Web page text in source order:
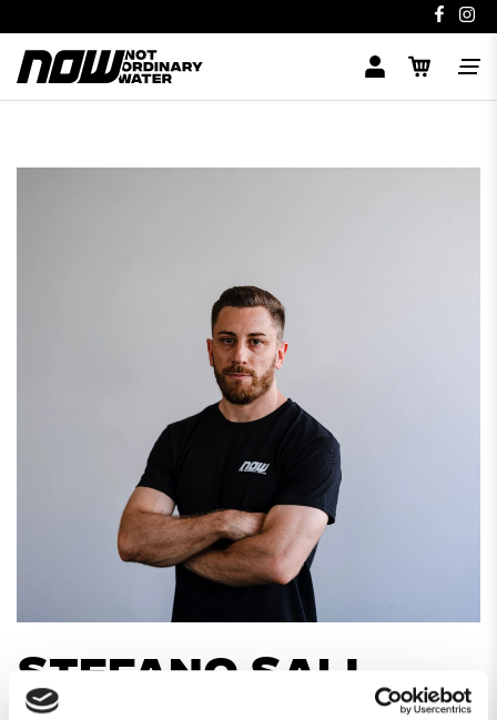
STEFANO SALI